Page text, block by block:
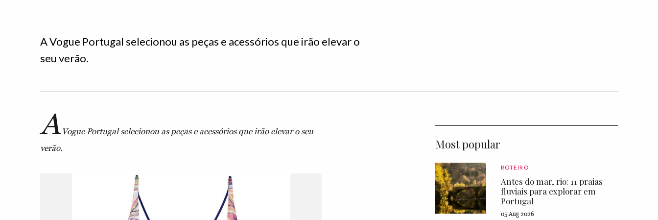
A Vogue Portugal selecionou as peças e acessórios que irão elevar o
seu verão.
AVogue Portugal selecionou as peças e acessórios que irão elevar o seu
verão.
Most popular
ROTEIRO
Antes do mar, rio: 11 praias
fluviais para explorar em
Portugal
05 Aug 2026